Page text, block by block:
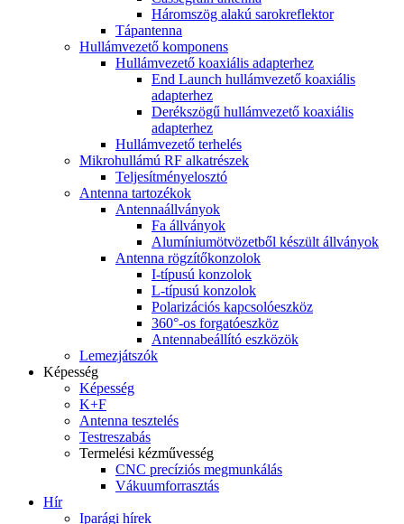
Háromszög alakú sarokreflektor
Tápantenna
Hullámvezető komponens
Hullámvezető koaxiális adapterhez
End Launch hullámvezető koaxiális
adapterhez
Derékszögű hullámvezető koaxiális
adapterhez
Hullámvezető terhelés
Mikrohullámú RF alkatrészek
Teljesítményelosztó
Antenna tartozékok
Antennaállványok
Fa állványok
Alumíniumötvözetből készült állványok
Antenna rögzítőkonzolok
I-típusú konzolok
L-típusú konzolok
Polarizációs kapcsolóeszköz
360°-os forgatóeszköz
Antennabeállító eszközök
Lemezjátszók
Képesség
Képesség
K+F
Antenna tesztelés
Testreszabás
Termelési kézművesség
CNC precíziós megmunkálás
Vákuumforrasztás
Hír
Iparági hírek